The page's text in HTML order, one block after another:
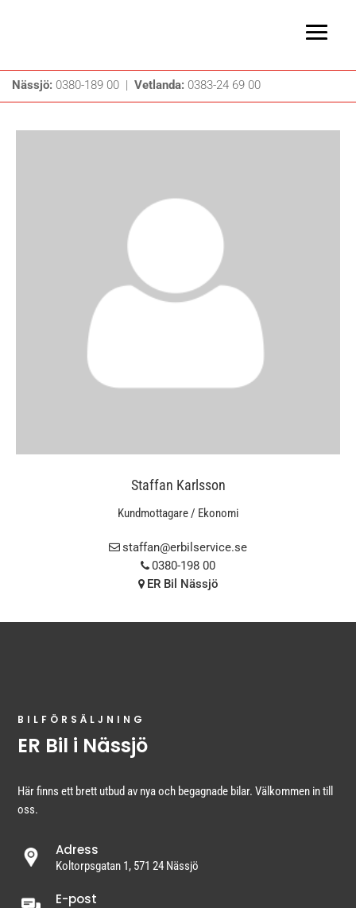
Nässjö: 0380-189 00 | Vetlanda: 0383-24 69 00
Staffan Karlsson
Kundmottagare / Ekonomi
0380-198 00
ER Bil Nässjö
staffan@erbilservice.se
BILFÖRSÄLJNING
ER Bil i Nässjö
Här finns ett brett utbud av nya och begagnade bilar. Välkommen in till
oss.
Adress
Koltorpsgatan 1, 571 24 Nässjö
E-post